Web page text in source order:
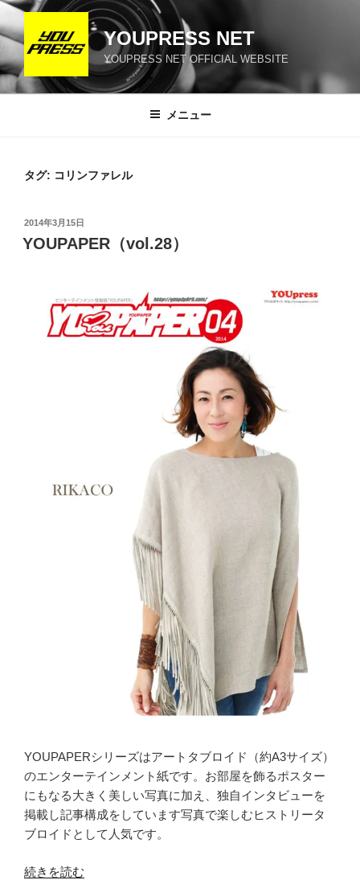
コ
ン
ン
YOUPRESS NET
YOUPRESS NET OFFICIAL WEBSITE
メニュー
タグ: コリンファレル
投
稿
日:
2014年3月15日
YOUPAPER（vol.28）
YOUPAPERシリーズはアートタブロイド（約A3サイズ）
のエンターテインメント紙です。お部屋を飾るポスター
にもなる大きく美しい写真に加え、独自インタビューを
掲載し記事構成をしています写真で楽しむヒストリータ
ブロイドとして人気です。
“YOUPAPER（vol.28）”
続きを読む